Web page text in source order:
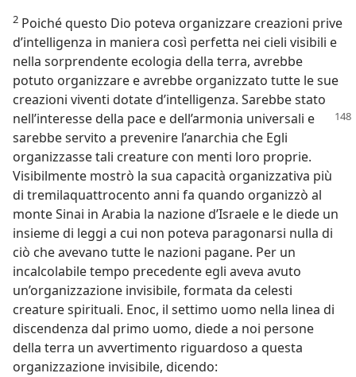
2 Poiché questo Dio poteva organizzare creazioni prive
d’intelligenza in maniera così perfetta nei cieli visibili e
nella sorprendente ecologia della terra, avrebbe
potuto organizzare e avrebbe organizzato tutte le sue
creazioni viventi dotate d’intelligenza. Sarebbe stato
nell’interessedella pace e dell’armonia universali e
sarebbe servito a prevenire l’anarchia che Egli
organizzasse tali creature con menti loro proprie.
Visibilmente mostrò la sua capacità organizzativa più
di tremilaquattrocento anni fa quando organizzò al
monte Sinai in Arabia la nazione d’Israele e le diede un
insieme di leggi a cui non poteva paragonarsi nulla di
ciò che avevano tutte le nazioni pagane. Per un
incalcolabile tempo precedente egli aveva avuto
un’organizzazione invisibile, formata da celesti
creature spirituali. Enoc, il settimo uomo nella linea di
discendenza dal primo uomo, diede a noi persone
della terra un avvertimento riguardoso a questa
organizzazione invisibile, dicendo: